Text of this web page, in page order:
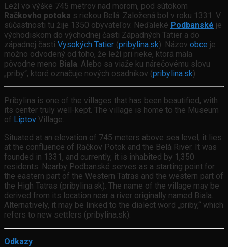
Leží vo výške 745 metrov nad morom, pod sútokom
Račkovho potoka s riekou Belá. Založená bol v roku 1331. V
súčastnosti tu žije 1350 obyvateľov. Neďaleké Podbanské je
východiskom do východnej časti Západných Tatier a do
západnej časti Vysokých Tatier (pribylina.sk). Názov obce je
možno odvodený od toho, že leží pri rieke, ktorá mala
pôvodne meno Biala. Alebo sa viaže ku nárečovému slovu
„priby“, ktoré označuje nových osadníkov (pribylina.sk).
Pribylina is one of the villages that has been beautified, with
its center truly well-kept. The village is home to the Museum
of Liptov Village.
Situated at an elevation of 745 meters above sea level, it lies
at the confluence of Račkov Potok and the Belá River. It was
founded in 1331, and currently, it is inhabited by 1,350
residents. Nearby Podbanské serves as a starting point for
the eastern part of the Western Tatras and the western part of
the High Tatras (pribylina.sk). The name of the village may be
derived from its location near a river originally named Biala.
Alternatively, it may be linked to the dialect word „priby,“ which
refers to new settlers (pribylina.sk).
Odkazy